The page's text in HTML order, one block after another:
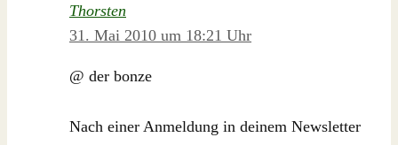
Thorsten
31. Mai 2010 um 18:21 Uhr
@ der bonze
Nach einer Anmeldung in deinem Newsletter